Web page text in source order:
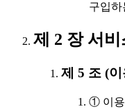
구입하
제 2 장 서
제 5 조 (
① 이용